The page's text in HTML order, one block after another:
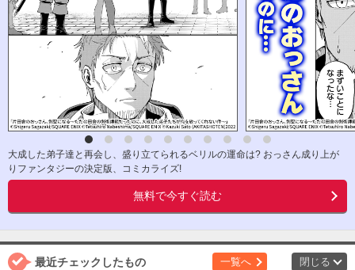
大成した弟子達と再会し、盛り立てられるベリルの運命は? おっさん成り上が
りファンタジーの決定版、コミカライズ!
無料で今すぐ読む
最近チェックしたもの 一覧へ 閉じる